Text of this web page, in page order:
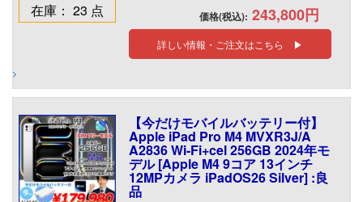
在庫： 23 点 価格(税込): 243,800円
詳しい情報・ご注文はこちら ▶
【今だけモバイルバッテリー付】
Apple iPad Pro M4 MVXR3J/A
A2836 Wi-Fi+cel 256GB 2024年モ
デル [Apple M4 9コア 13インチ
12MPカメラ iPadOS26 Silver] :良
品